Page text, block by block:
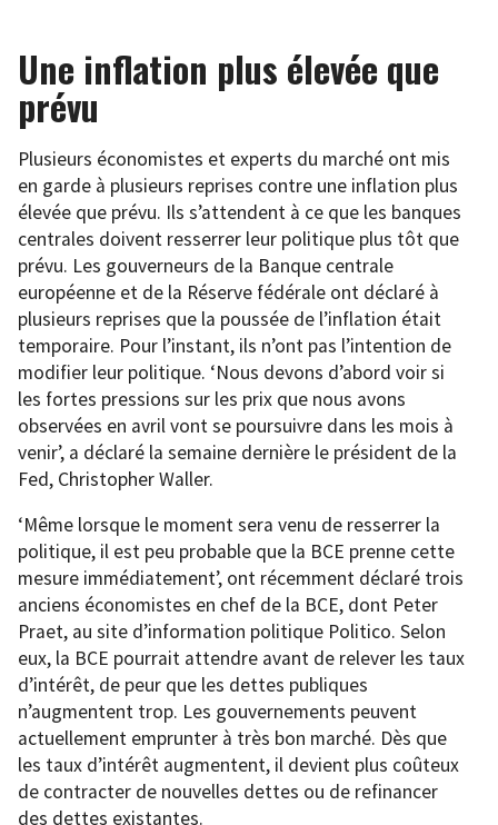
Une inflation plus élevée que
prévu
Plusieurs économistes et experts du marché ont mis
en garde à plusieurs reprises contre une inflation plus
élevée que prévu. Ils s’attendent à ce que les banques
centrales doivent resserrer leur politique plus tôt que
prévu. Les gouverneurs de la Banque centrale
européenne et de la Réserve fédérale ont déclaré à
plusieurs reprises que la poussée de l’inflation était
temporaire. Pour l’instant, ils n’ont pas l’intention de
modifier leur politique. ‘Nous devons d’abord voir si
les fortes pressions sur les prix que nous avons
observées en avril vont se poursuivre dans les mois à
venir’, a déclaré la semaine dernière le président de la
Fed, Christopher Waller.
‘Même lorsque le moment sera venu de resserrer la
politique, il est peu probable que la BCE prenne cette
mesure immédiatement’, ont récemment déclaré trois
anciens économistes en chef de la BCE, dont Peter
Praet, au site d’information politique Politico. Selon
eux, la BCE pourrait attendre avant de relever les taux
d’intérêt, de peur que les dettes publiques
n’augmentent trop. Les gouvernements peuvent
actuellement emprunter à très bon marché. Dès que
les taux d’intérêt augmentent, il devient plus coûteux
de contracter de nouvelles dettes ou de refinancer
des dettes existantes.